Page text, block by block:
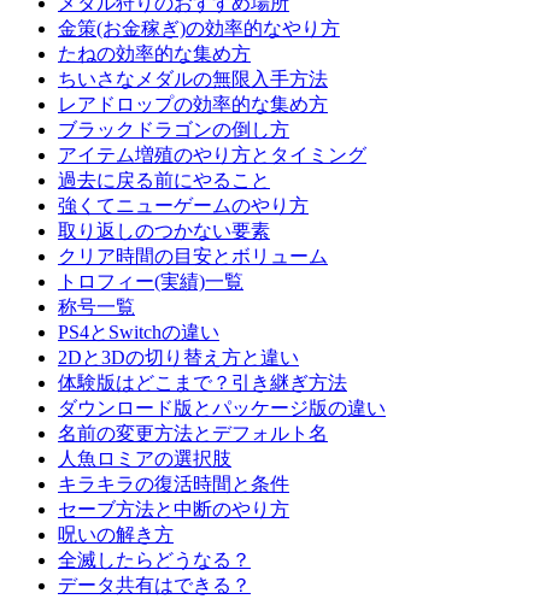
金策(お金稼ぎ)の効率的なやり方
たねの効率的な集め方
ちいさなメダルの無限入手方法
レアドロップの効率的な集め方
ブラックドラゴンの倒し方
アイテム増殖のやり方とタイミング
過去に戻る前にやること
強くてニューゲームのやり方
取り返しのつかない要素
クリア時間の目安とボリューム
トロフィー(実績)一覧
称号一覧
PS4とSwitchの違い
2Dと3Dの切り替え方と違い
体験版はどこまで？引き継ぎ方法
ダウンロード版とパッケージ版の違い
名前の変更方法とデフォルト名
人魚ロミアの選択肢
キラキラの復活時間と条件
セーブ方法と中断のやり方
呪いの解き方
全滅したらどうなる？
データ共有はできる？